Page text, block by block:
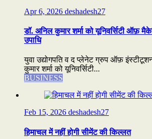
Apr 6, 2026 deshadesh27
डॉ. अनिल कुमार शर्मा को यूनिवर्सिटी ऑफ़
उपाधि
युवा उद्योगपति व द प्लेनेट ग्रुप ऑफ़
कुमार शर्मा को यूनिवर्सिटी...
BUSINESS
Feb 15, 2026 deshadesh27
हिमाचल में नहीं होगी सीमेंट की किल्लत